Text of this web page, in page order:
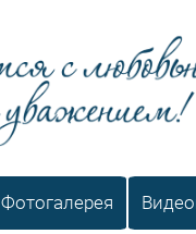
Фотогалерея